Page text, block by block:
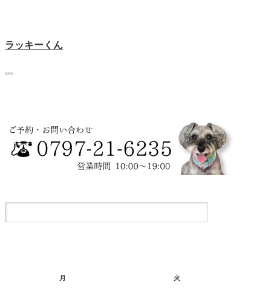
ラッキーくん
月 火